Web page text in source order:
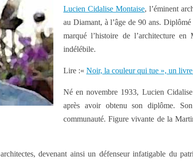
Lucien Cidalise Montaise, l’éminent
au Diamant, à l’âge de 90 ans.
marqué l’histoire de l’architecture
indélébile.
Lire :« Noir, la couleur qui tue », un
Né en novembre 1933, Lucien
après avoir obtenu son diplôme.
communauté. Figure vivante de la
devenant ainsi un défenseur infatigable du